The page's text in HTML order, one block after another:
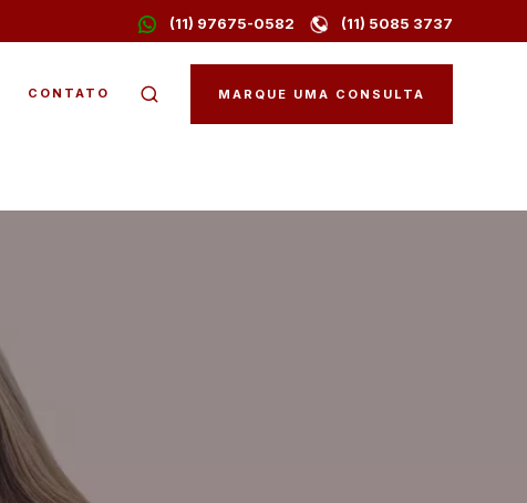
(11) 5085 3737
(11) 97675-0582
CONTATO MARQUE UMA CONSULTA